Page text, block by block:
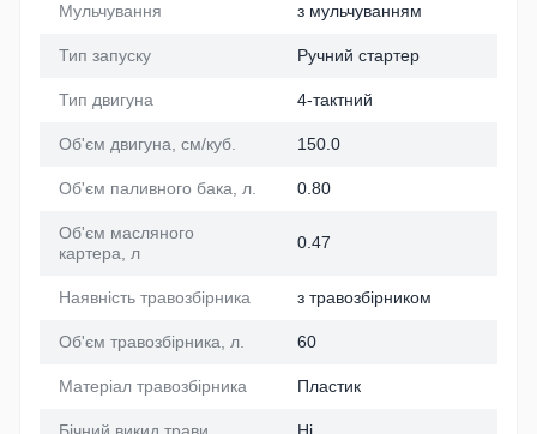
Мульчування з мульчуванням
Тип запуску Ручний стартер
Тип двигуна 4-тактний
Об'єм двигуна, см/куб. 150.0
Об'єм паливного бака, л. 0.80
Об'єм масляного
картера, л
0.47
Наявність травозбірника з травозбірником
Об'єм травозбірника, л. 60
Матеріал травозбірника Пластик